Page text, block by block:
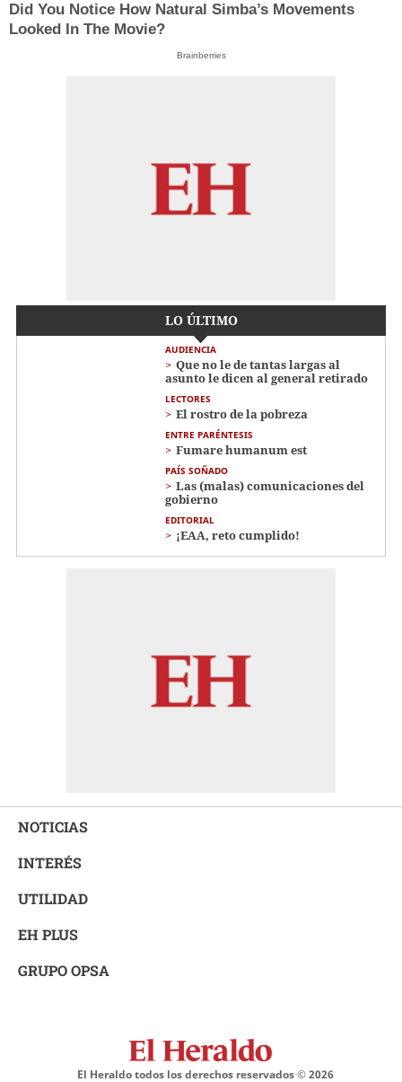
Did You Notice How Natural Simba’s Movements
Looked In The Movie?
Brainberries
LO ÚLTIMO
AUDIENCIA
Que no le de tantas largas al
asunto le dicen al general retirado
LECTORES
El rostro de la pobreza
ENTRE PARÉNTESIS
Fumare humanum est
PAÍS SOÑADO
Las (malas) comunicaciones del
gobierno
EDITORIAL
¡EAA, reto cumplido!
NOTICIAS
INTERÉS
UTILIDAD
EH PLUS
GRUPO OPSA
El Heraldo todos los derechos reservados ©2026